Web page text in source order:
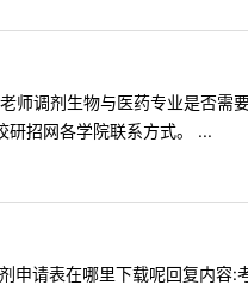
调剂生物与医药专业是否需
研招网各学院联系方式。 ...
请表在哪里下载呢回复内容: